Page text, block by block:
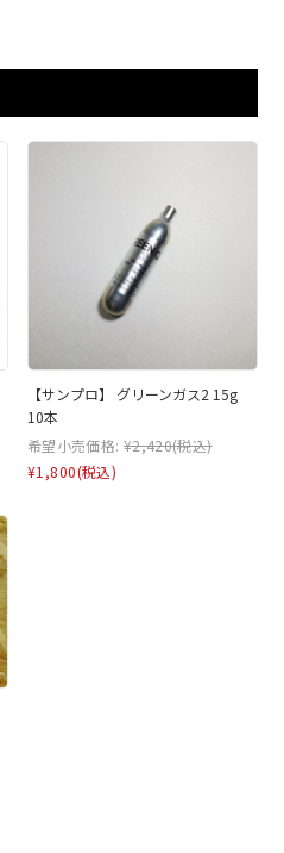
【サンプロ】 グリーンガス2 15g
10本
希望小売価格: ¥2,420(税込)
¥1,800(税込)